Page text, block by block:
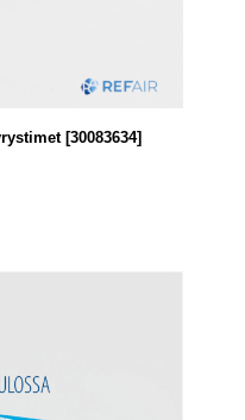
[30083634]